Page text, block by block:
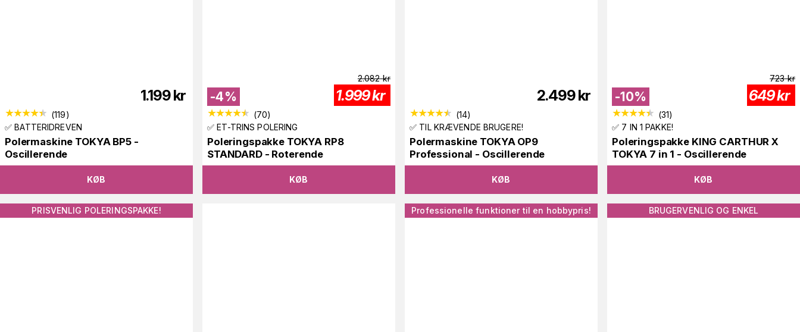
1.199kr
(119)
✅ BATTERIDREVEN
Polermaskine TOKYA BP5 -
Oscillerende
KØB
-4%
2.082 kr
1.999kr
(70)
✅ ET-TRINS POLERING
Poleringspakke TOKYA RP8
STANDARD - Roterende
KØB
2.499kr
(14)
✅ TIL KRÆVENDE BRUGERE!
Polermaskine TOKYA OP9
Professional - Oscillerende
KØB
-10%
723 kr
649kr
(31)
✅ 7 IN 1 PAKKE!
Poleringspakke KING CARTHUR X
TOKYA 7 in 1 - Oscillerende
KØB
PRISVENLIG POLERINGSPAKKE! Professionelle funktioner til en hobbypris! BRUGERVENLIG OG ENKEL